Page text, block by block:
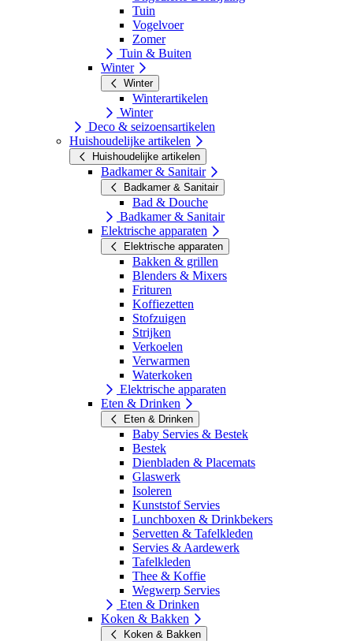
Tuin
Vogelvoer
Zomer
Tuin & Buiten
Winter
Winter
Winterartikelen
Winter
Deco & seizoensartikelen
Huishoudelijke artikelen
Huishoudelijke artikelen
Badkamer & Sanitair
Badkamer & Sanitair
Bad & Douche
Badkamer & Sanitair
Elektrische apparaten
Elektrische apparaten
Bakken & grillen
Blenders & Mixers
Frituren
Koffiezetten
Stofzuigen
Strijken
Verkoelen
Verwarmen
Waterkoken
Elektrische apparaten
Eten & Drinken
Eten & Drinken
Baby Servies & Bestek
Bestek
Dienbladen & Placemats
Glaswerk
Isoleren
Kunststof Servies
Lunchboxen & Drinkbekers
Servetten & Tafelkleden
Servies & Aardewerk
Tafelkleden
Thee & Koffie
Wegwerp Servies
Eten & Drinken
Koken & Bakken
Koken & Bakken